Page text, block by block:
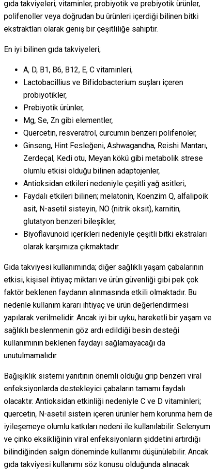
gıda takviyeleri; vitaminler, probiyotik ve prebiyotik ürünler,
polifenoller veya doğrudan bu ürünleri içerdiği bilinen bitki
ekstraktları olarak geniş bir çeşitliliğe sahiptir.
En iyi bilinen gıda takviyeleri;
A, D, B1, B6, B12, E, C vitaminleri,
Lactobacillius ve Bifidobacterium suşları içeren
probiyotikler,
Prebiyotik ürünler,
Mg, Se, Zn gibi elementler,
Quercetin, resveratrol, curcumin benzeri polifenoler,
Ginseng, Hint Fesleğeni, Ashwagandha, Reishi Mantarı,
Zerdeçal, Kedi otu, Meyan kökü gibi metabolik strese
olumlu etkisi olduğu bilinen adaptojenler,
Antioksidan etkileri nedeniyle çeşitli yağ asitleri,
Faydalı etkileri bilinen; melatonin, Koenzim Q, alfalipoik
asit, N-asetil sisteyin, NO (nitrik oksit), karnitin,
glutatyon benzeri bileşikler,
Biyoflavunoid içerikleri nedeniyle çeşitli bitki ekstraları
olarak karşımıza çıkmaktadır.
Gıda takviyesi kullanımında; diğer sağlıklı yaşam çabalarının
etkisi, kişisel ihtiyaç miktarı ve ürün güvenliği gibi pek çok
faktör beklenen faydanın alınmasında etkili olmaktadır. Bu
nedenle kullanım kararı ihtiyaç ve ürün değerlendirmesi
yapılarak verilmelidir. Ancak iyi bir uyku, hareketli bir yaşam ve
sağlıklı beslenmenin göz ardı edildiği besin desteği
kullanımının beklenen faydayı sağlamayacağı da
unutulmamalıdır.
Bağışıklık sistemi yanıtının önemli olduğu grip benzeri viral
enfeksiyonlarda destekleyici çabaların tamamı faydalı
olacaktır. Antioksidan etkinliği nedeniyle C ve D vitaminleri;
quercetin, N-asetil sistein içeren ürünler hem korunma hem de
iyileşemeye olumlu katkıları nedeni ile kullanılabilir. Selenyum
ve çinko eksikliğinin viral enfeksiyonların şiddetini artırdığı
bilindiğinden salgın döneminde kullanımı düşünülebilir. Ancak
gıda takviyesi kullanımı söz konusu olduğunda alınacak